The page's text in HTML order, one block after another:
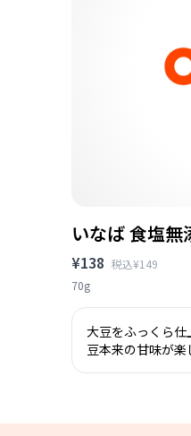
いなば 食塩無
¥138 税込¥149
70g
大豆をふっくら
豆本来の甘味が楽